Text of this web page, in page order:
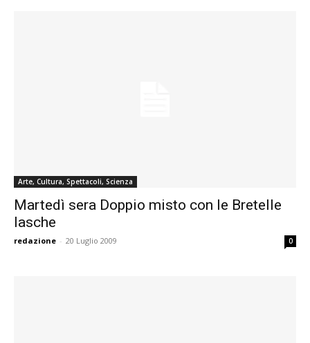
Arte, Cultura, Spettacoli, Scienza
Martedì sera Doppio misto con le Bretelle
lasche
redazione - 20 Luglio 2009 0